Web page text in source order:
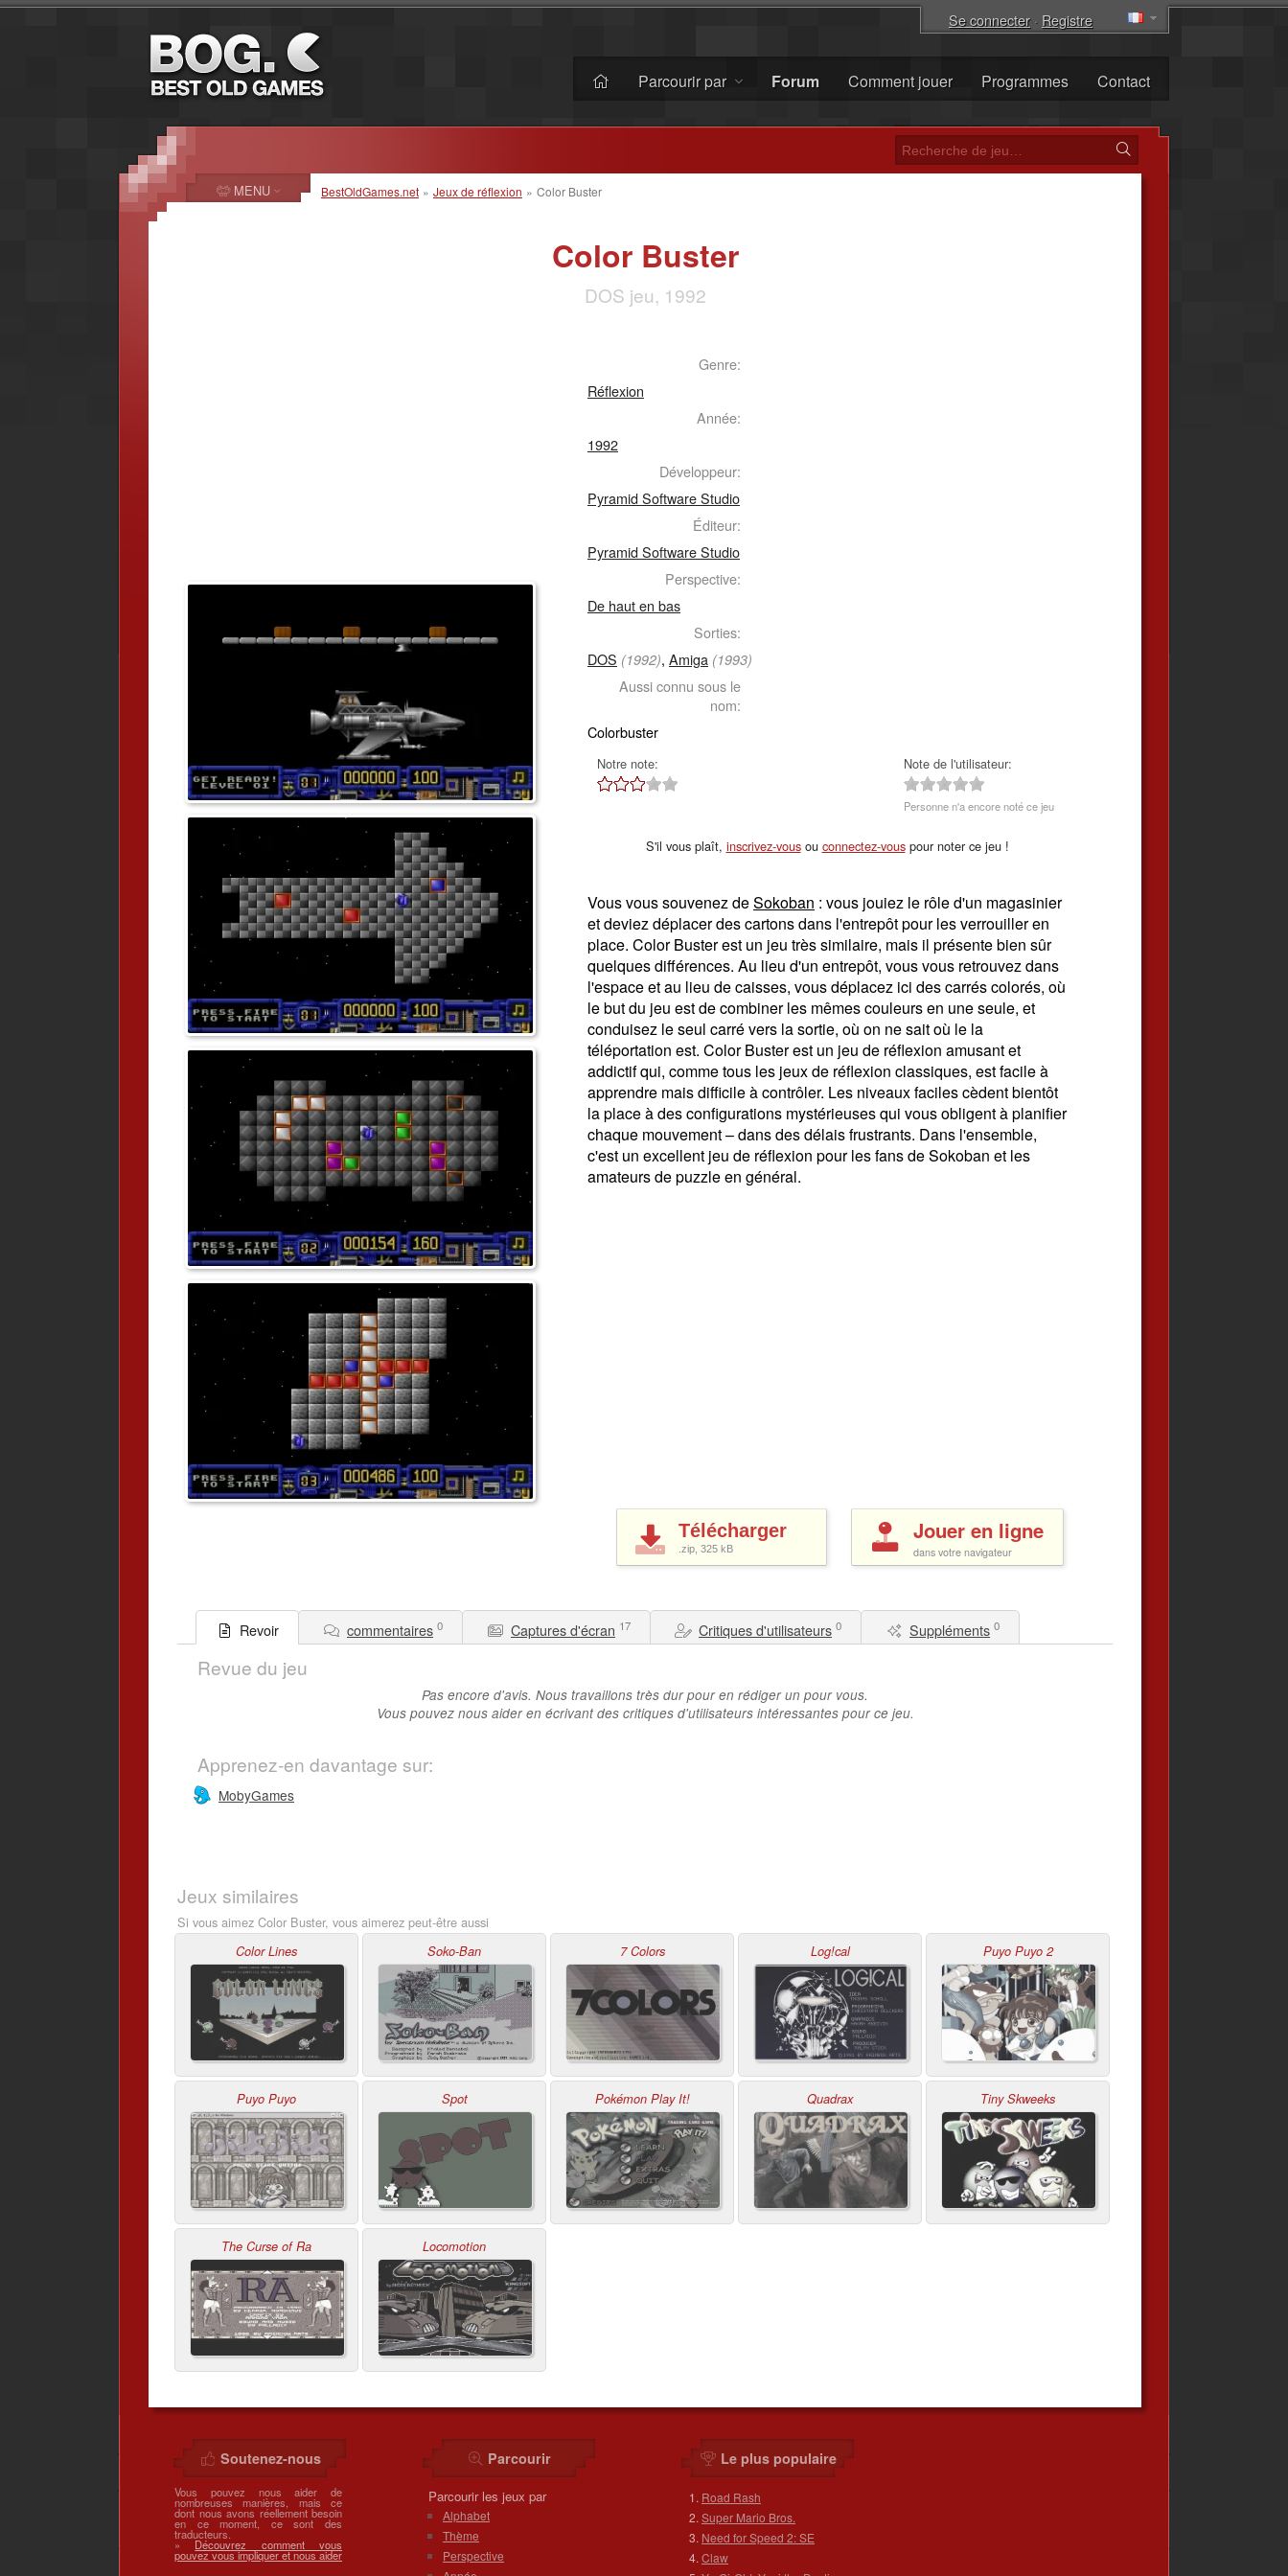
Se connecter· Registre
Parcourir par Forum Comment jouer Programmes Contact
BestOldGames.net » Jeux de réflexion » Color Buster
Color Buster
DOS jeu, 1992
Genre:
Réflexion
Année:
1992
Développeur:
Pyramid Software Studio
Éditeur:
Pyramid Software Studio
Perspective:
De haut en bas
Sorties:
DOS (1992), Amiga (1993)
Aussi connu sous le
nom:
Colorbuster
Notre note: Note de l'utilisateur:
Personne n'a encore noté ce jeu
S'il vous plaît, inscrivez-vousou connectez-vouspour noter ce jeu !
Vous vous souvenez deSokoban : vous jouiez le rôle d'un magasinier
et deviez déplacer des cartons dans l'entrepôt pour les verrouiller en
place. Color Buster est un jeu très similaire, mais il présente bien sûr
quelques différences. Au lieu d'un entrepôt, vous vous retrouvez dans
l'espace et au lieu de caisses, vous déplacez ici des carrés colorés, où
le but du jeu est de combiner les mêmes couleurs en une seule, et
conduisez le seul carré vers la sortie, où on ne sait où le la
téléportation est. Color Buster est un jeu de réflexion amusant et
addictif qui, comme tous les jeux de réflexion classiques, est facile à
apprendre mais difficile à contrôler. Les niveaux faciles cèdent bientôt
la place à des configurations mystérieuses qui vous obligent à planifier
chaque mouvement – dans des délais frustrants. Dans l'ensemble,
c'est un excellent jeu de réflexion pour les fans de Sokoban et les
amateurs de puzzle en général.
Télécharger
.zip, 325 kB
Jouer en ligne
dans votre navigateur
Revoir commentaires 0 Captures d'écran 17 Critiques d'utilisateurs 0 Suppléments 0
Revue du jeu
Pas encore d'avis. Nous travaillons très dur pour en rédiger un pour vous.
Vous pouvez nous aider en écrivant des critiques d'utilisateurs intéressantes pour ce jeu.
Apprenez-en davantage sur:
MobyGames
Jeux similaires
Si vous aimez Color Buster, vous aimerez peut-être aussi
Color Lines Soko-Ban 7 Colors Log!cal Puyo Puyo 2
Puyo Puyo Spot Pokémon Play It! Quadrax Tiny Skweeks
The Curse of Ra Locomotion
MENU
Soutenez-nous
Vous pouvez nous aider de
nombreuses manières, mais ce
dont nous avons réellement besoin
en ce moment, ce sont des
traducteurs.
» Découvrez comment vous
pouvez vous impliquer et nous aider
Parcourir
Parcourir les jeux par
Alphabet
Thème
Perspective
Le plus populaire
Road Rash
Super Mario Bros.
Need for Speed 2: SE
Claw